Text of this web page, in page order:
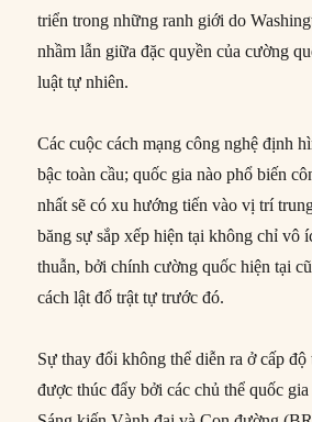
triển trong những ranh giới do
nhầm lẫn giữa đặc quyền của cường
luật tự nhiên.
Các cuộc cách mạng công nghệ định
bậc toàn cầu; quốc gia nào phổ biến
nhất sẽ có xu hướng tiến vào vị trí
băng sự sắp xếp hiện tại không chỉ vô
thuẫn, bởi chính cường quốc hiện tại
cách lật đổ trật tự trước đó.
Sự thay đổi không thể diễn ra ở cấp độ
được thúc đẩy bởi các chủ thể quốc